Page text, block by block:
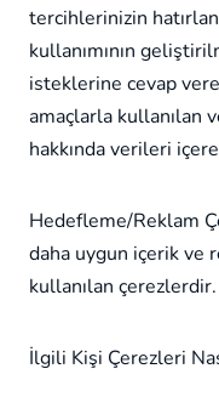
tercihlerinizin
kullanımının
isteklerine cevap
amaçlarla kullanılan
hakkında verileri
Hedefleme/Reklam
daha uygun içerik ve
kullanılan çerezlerdir.
İlgili Kişi Çerezleri